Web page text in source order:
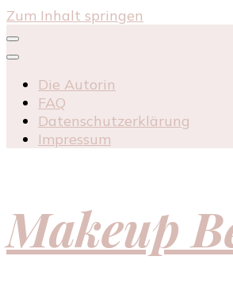
Zum Inhalt springen
Die Autorin
FAQ
Datenschutzerklärung
Impressum
Makeup